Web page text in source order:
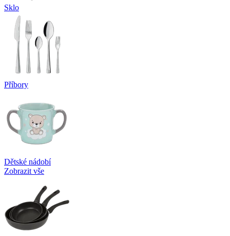
Sklo
Příbory
Dětské nádobí
Zobrazit vše